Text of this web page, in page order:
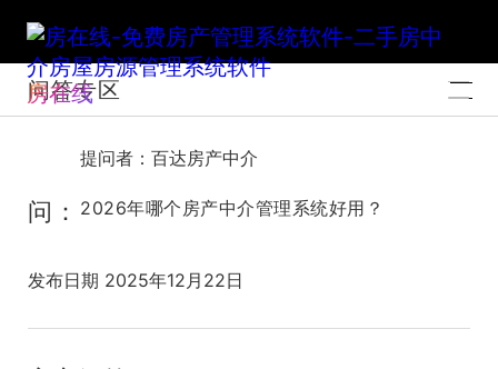
房在线
问答专区
提问者：百达房产中介
问： 2026年哪个房产中介管理系统好用？
发布日期 2025年12月22日